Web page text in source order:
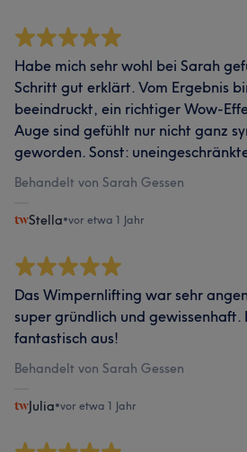
Habe mich sehr wohl bei Sarah
Schritt gut erklärt. Vom Ergebnis
beeindruckt, ein richtiger Wow-
Auge sind gefühlt nur nicht ganz
geworden. Sonst:
Behandelt von Sarah Gessen
Stella•vor etwa 1 Jahr
Das Wimpernlifting war sehr
super gründlich und gewissenhaft.
fantastisch aus!
Behandelt von Sarah Gessen
Julia•vor etwa 1 Jahr